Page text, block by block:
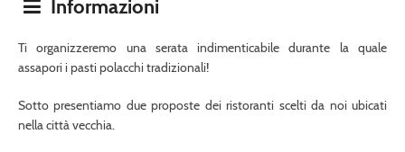
Informazioni
Ti organizzeremo una serata indimenticabile durante la quale
assapori i pasti polacchi tradizionali!
Sotto presentiamo due proposte dei ristoranti scelti da noi ubicati
nella città vecchia.